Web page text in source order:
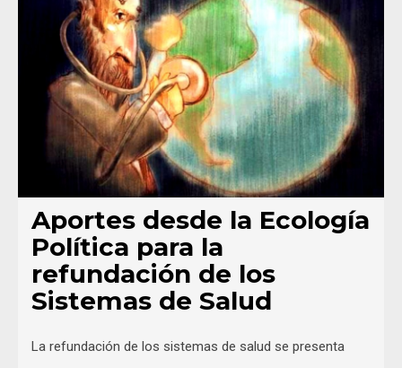
Aportes desde la Ecología
Política para la
refundación de los
Sistemas de Salud
La refundación de los sistemas de salud se presenta